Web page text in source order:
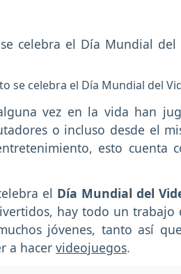
se celebra el Día Mundial del
vez en la vida han
o incluso desde el
esto cuenta
el Día Mundial del
hay todo un trabajo
jóvenes, tanto así
a hacer videojuegos.